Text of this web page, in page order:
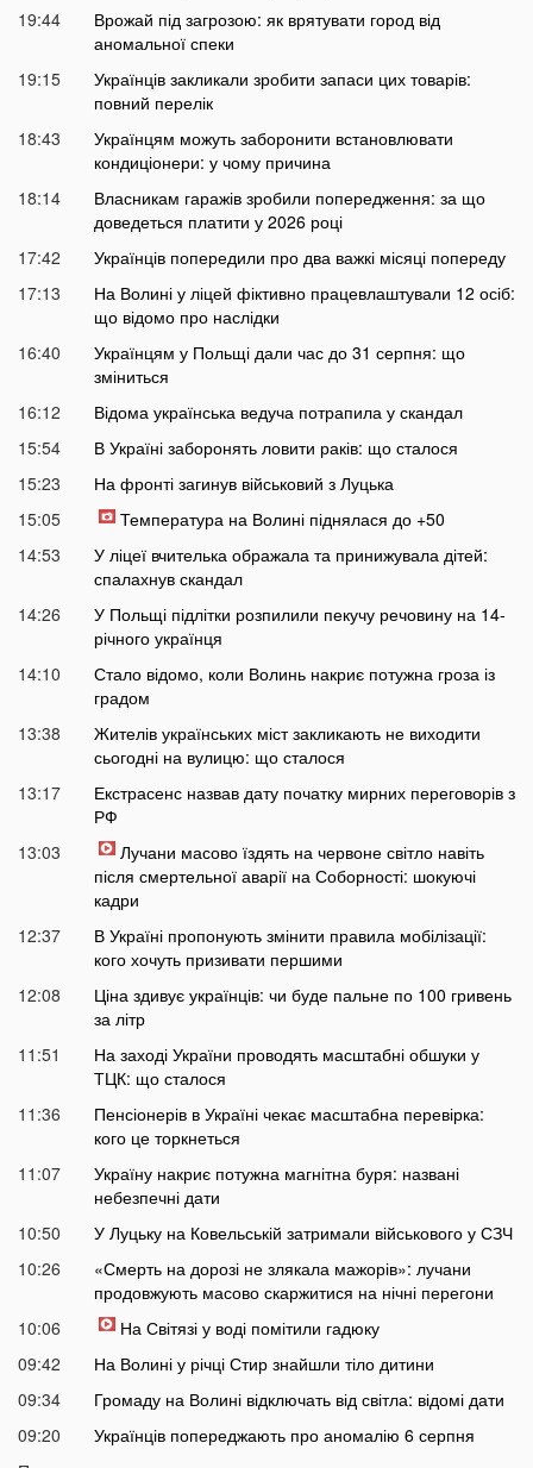
19:44
Врожай під загрозою: як врятувати город від
аномальної спеки
19:15
Українців закликали зробити запаси цих товарів:
повний перелік
18:43
Українцям можуть заборонити встановлювати
кондиціонери: у чому причина
18:14
Власникам гаражів зробили попередження: за що
доведеться платити у 2026 році
17:42
Українців попередили про два важкі місяці попереду
17:13
На Волині у ліцей фіктивно працевлаштували 12 осіб:
що відомо про наслідки
16:40
Українцям у Польщі дали час до 31 серпня: що
зміниться
16:12
Відома українська ведуча потрапила у скандал
15:54
В Україні заборонять ловити раків: що сталося
15:23
На фронті загинув військовий з Луцька
15:05
Температура на Волині піднялася до +50
14:53
У ліцеї вчителька ображала та принижувала дітей:
спалахнув скандал
14:26
У Польщі підлітки розпилили пекучу речовину на 14-
річного українця
14:10
Стало відомо, коли Волинь накриє потужна гроза із
градом
13:38
Жителів українських міст закликають не виходити
сьогодні на вулицю: що сталося
13:17
Екстрасенс назвав дату початку мирних переговорів з
РФ
13:03
Лучани масово їздять на червоне світло навіть
після смертельної аварії на Соборності: шокуючі
кадри
12:37
В Україні пропонують змінити правила мобілізації:
кого хочуть призивати першими
12:08
Ціна здивує українців: чи буде пальне по 100 гривень
за літр
11:51
На заході України проводять масштабні обшуки у
ТЦК: що сталося
11:36
Пенсіонерів в Україні чекає масштабна перевірка:
кого це торкнеться
11:07
Україну накриє потужна магнітна буря: названі
небезпечні дати
10:50
У Луцьку на Ковельській затримали військового у СЗЧ
10:26
«Смерть на дорозі не злякала мажорів»: лучани
продовжують масово скаржитися на нічні перегони
10:06
На Світязі у воді помітили гадюку
09:42
На Волині у річці Стир знайшли тіло дитини
09:34
Громаду на Волині відключать від світла: відомі дати
09:20
Українців попереджають про аномалію 6 серпня